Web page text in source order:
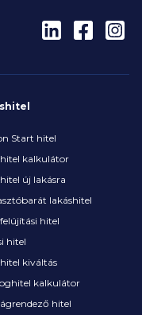
Start hitel
kalkulátor
új lakásra
lakáshitel
hitel
hitel
kiváltás
kalkulátor
hitel